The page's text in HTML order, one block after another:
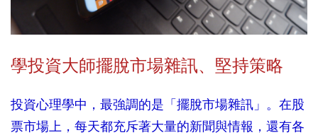
學投資大師擺脫市場雜訊、堅持策略
投資心理學中，最強調的是「擺脫市場雜訊」。在股
票市場上，每天都充斥著大量的新聞與情報，還有各